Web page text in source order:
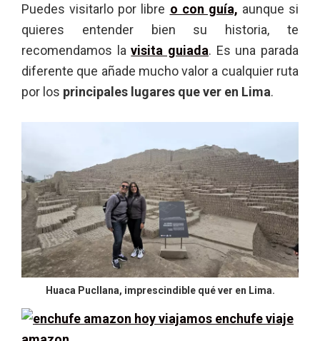
Puedes visitarlo por libre o con guía, aunque si
quieres entender bien su historia, te
recomendamos lavisita guiada. Es una parada
diferente que añade mucho valor a cualquier ruta
por los principales lugares que ver en Lima.
Huaca Pucllana, imprescindible qué ver en Lima.